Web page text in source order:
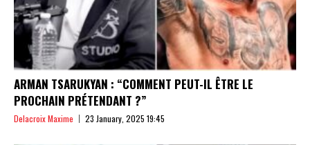
ARMAN TSARUKYAN : “COMMENT PEUT-IL ÊTRE LE
PROCHAIN PRÉTENDANT ?”
Delacroix Maxime 23 January, 2025 19:45